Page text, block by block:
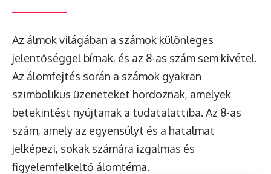
Az álmok világában a számok különleges
jelentőséggel bírnak, és az 8-as szám sem kivétel.
Az álomfejtés során a számok gyakran
szimbolikus üzeneteket hordoznak, amelyek
betekintést nyújtanak a tudatalattiba. Az 8-as
szám, amely az egyensúlyt és a hatalmat
jelképezi, sokak számára izgalmas és
figyelemfelkeltő álomtéma.